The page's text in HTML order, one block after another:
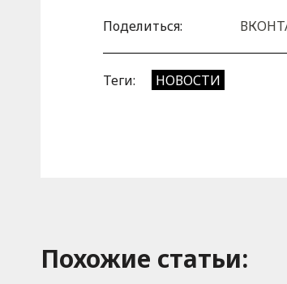
Поделиться:
Теги: НОВОСТИ
Похожие cтатьи: